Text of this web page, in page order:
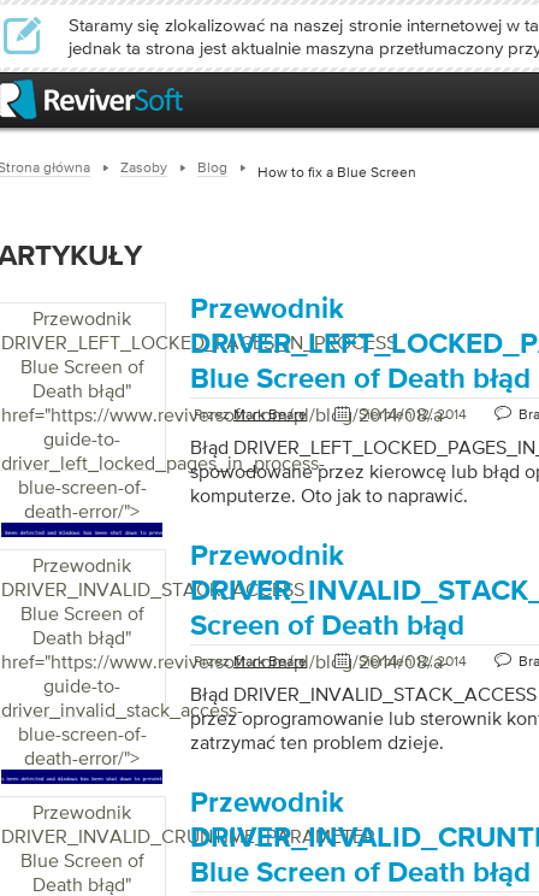
Staramy się zlokalizować na naszej stronie internetowej w
jednak ta strona jest aktualnie maszyna przetłumaczony
główna Zasoby Blog How to fix a Blue Screen
Przewodnik
DRIVER_LEFT_LOCKED_PAGES_IN_PROCESS
Blue Screen of
Death błąd"
href="https://www.reviversoft.com/pl/blog/2014/08/a-
guide-to-
driver_left_locked_pages_in_process-
blue-screen-of-
death-error/">
Przewodnik
Blue Screen of Death błąd
PrzezMark Beare Sierpień 12, 2014
Błąd
spowodowane przez kierowcę lub błąd
komputerze. Oto jak to naprawić.
Przewodnik
DRIVER_INVALID_STACK_ACCESS
Blue Screen of
Death błąd"
href="https://www.reviversoft.com/pl/blog/2014/08/a-
guide-to-
driver_invalid_stack_access-
blue-screen-of-
death-error/">
Przewodnik
Screen of Death błąd
PrzezMark Beare Sierpień 12, 2014
Błąd
przez oprogramowanie lub sterownik
zatrzymać ten problem dzieje.
Przewodnik
DRIVER_INVALID_CRUNTIME_PARAMETER
Blue Screen of
Death błąd"
Przewodnik
Blue Screen of Death błąd